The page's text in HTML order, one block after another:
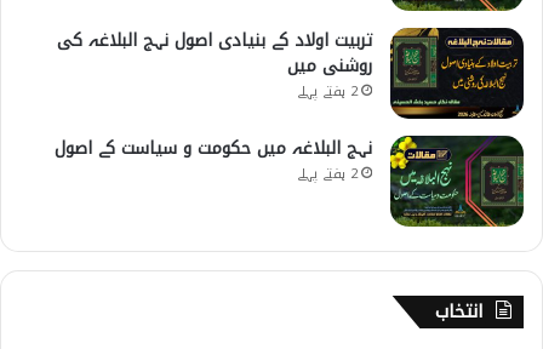
تربیت اولاد کے بنیادی اصول نہج البلاغہ کی
روشنی میں
2 ہفتے پہلے
نہج البلاغہ میں حکومت و سیاست کے اصول
2 ہفتے پہلے
انتخاب